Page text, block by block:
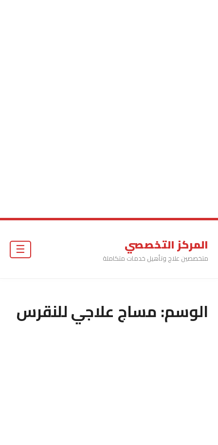
المركز التخصصي
متخصصين علاج وتأهيل خدمات متكاملة
الوسم:مساج علاجي للنقرس